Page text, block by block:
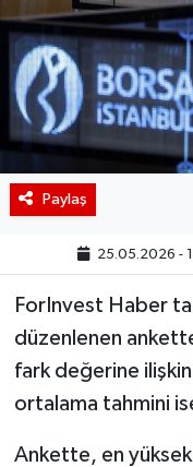
Paylaş
25.05.2026 -
ForInvest Haber
düzenlenen
fark değerine
ortalama tahmini
Ankette, en
Gizlilik
Hakkımızda
İletişim